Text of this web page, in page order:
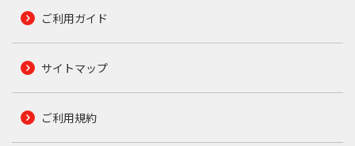
ご利用ガイド
サイトマップ
ご利用規約